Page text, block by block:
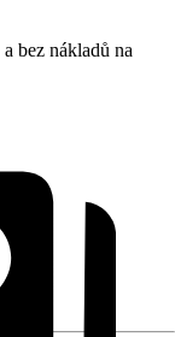
bez nákladů na